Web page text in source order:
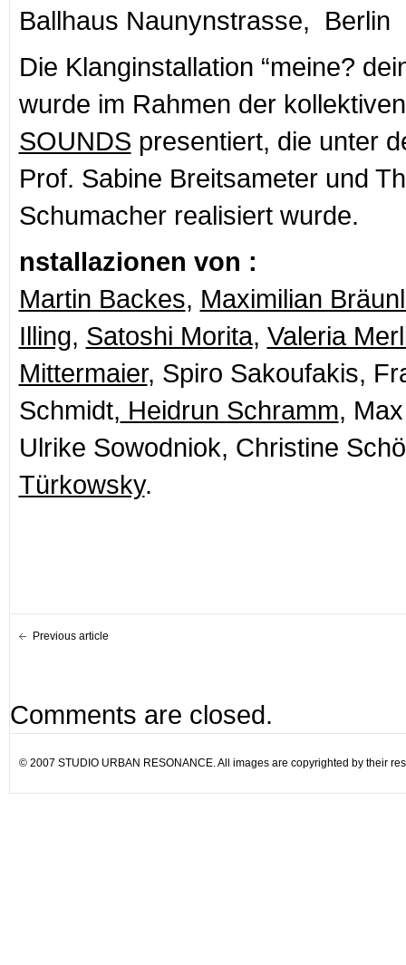
Ballhaus Naunynstrasse, Berlin
Die Klanginstallation “meine?
wurde im Rahmen der
SOUNDS presentiert, die unter
Prof. Sabine Breitsameter und
Schumacher realisiert wurde.
nstallazionen von :
Martin Backes, Maximilian
Illing, Satoshi Morita, Valeria
Mittermaier, Spiro Sakoufakis,
Schmidt, Heidrun Schramm,
Ulrike Sowodniok, Christine
Türkowsky.
Previous article
Comments are closed.
© 2007 STUDIO URBAN RESONANCE. All images are copyrighted by their